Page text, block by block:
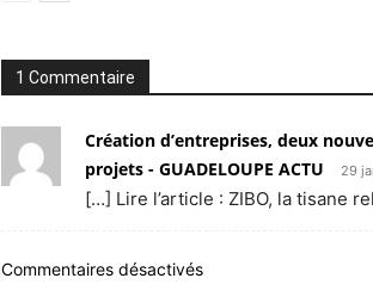
1 Commentaire
Création d’entreprises, deux
projets - GUADELOUPE ACTU
29
[…] Lire l’article : ZIBO, la tisane
Commentaires désactivés